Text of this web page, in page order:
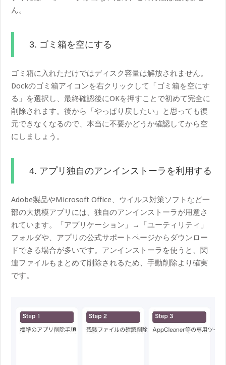
ん。
3. ゴミ箱を空にする
ゴミ箱に入れただけではディスク容量は解放されません。
Dockのゴミ箱アイコンを右クリックして「ゴミ箱を空にす
る」を選択し、最終確認後にOKを押すことで初めて完全に
削除されます。後から「やっぱり戻したい」と思っても復
元できなくなるので、本当に不要かどうか確認してから空
にしましょう。
4. アプリ独自のアンインストーラを利用する
Adobe製品やMicrosoft Office、ウイルス対策ソフトなど一
部の大規模アプリには、独自のアンインストーラが用意さ
れています。「アプリケーション」→「ユーティリティ」
フォルダや、アプリの公式サポートページからダウンロー
ドできる場合が多いです。アンインストーラを使うと、関
連ファイルもまとめて削除されるため、手動削除より確実
です。